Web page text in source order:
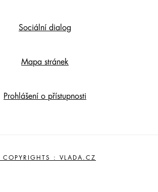
Sociální dialog
Mapa stránek
Prohlášení o přístupnosti
: VLADA.CZ